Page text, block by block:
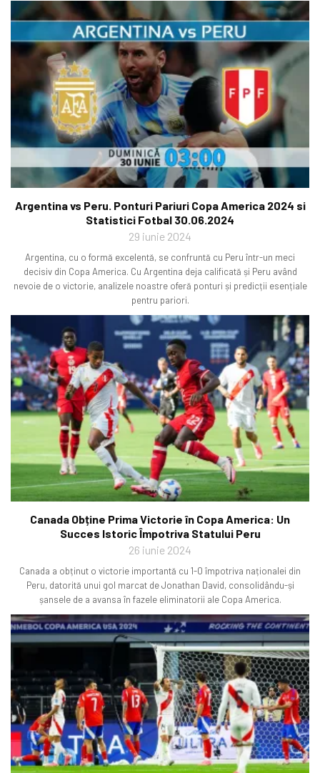
Argentina vs Peru. Ponturi Pariuri Copa America 2024 si
Statistici Fotbal 30.06.2024
29 iunie 2024
Argentina, cu o formă excelentă, se confruntă cu Peru într-un meci
decisiv din Copa America. Cu Argentina deja calificată și Peru având
nevoie de o victorie, analizele noastre oferă ponturi și predicții esențiale
pentru pariori.
Canada Obține Prima Victorie în Copa America: Un
Succes Istoric Împotriva Statului Peru
26 iunie 2024
Canada a obținut o victorie importantă cu 1-0 împotriva naționalei din
Peru, datorită unui gol marcat de Jonathan David, consolidându-și
șansele de a avansa în fazele eliminatorii ale Copa America.